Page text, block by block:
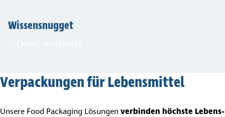
Wissens­nugget
Verpa­ckungen für Lebens­mittel
Unsere Food Packaging Lösungen verbinden höchste Lebens­